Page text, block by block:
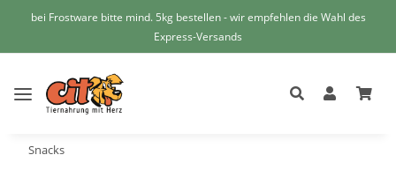
bei Frostware bitte mind. 5kg bestellen - wir empfehlen die Wahl des
Express-Versands
Snacks